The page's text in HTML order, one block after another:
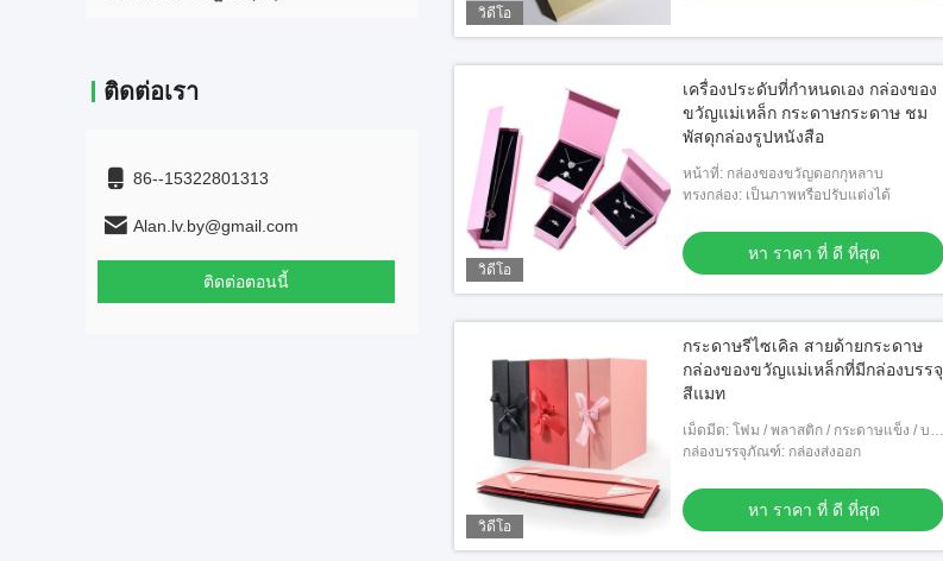
ติดต่อเรา
86--15322801313
Alan.lv.by@gmail.com
ติดต่อตอนนี้
วิดีโอ
วิดีโอ
เครื่องประดับที่กําหนดเอง กล่องของ
ขวัญแม่เหล็ก กระดาษกระดาษ ชม
พัสดุกล่องรูปหนังสือ
หน้าที่: กล่องของขวัญดอกกุหลาบ
ทรงกล่อง: เป็นภาพหรือปรับแต่งได้
หา ราคา ที่ ดี ที่สุด
วิดีโอ
กระดาษรีไซเคิล สายด้ายกระดาษ
กล่องของขวัญแม่เหล็กที่มีกล่องบรรจุ
สีแมท
เม็ดมีด: โฟม / พลาสติก / กระดาษแข็ง / บลิ
สเตอร์
กล่องบรรจุภัณฑ์: กล่องส่งออก
หา ราคา ที่ ดี ที่สุด